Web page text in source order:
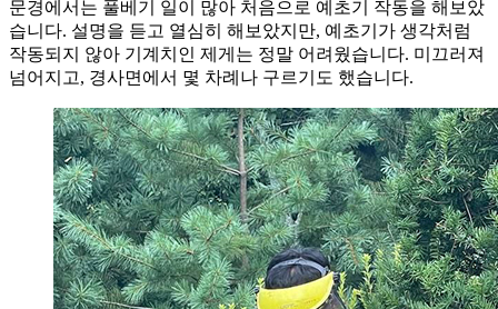
문경에서는 풀베기 일이 많아 처음으로 예초기 작동을 해보았
습니다. 설명을 듣고 열심히 해보았지만, 예초기가 생각처럼
작동되지 않아 기계치인 제게는 정말 어려웠습니다. 미끄러져
넘어지고, 경사면에서 몇 차례나 구르기도 했습니다.